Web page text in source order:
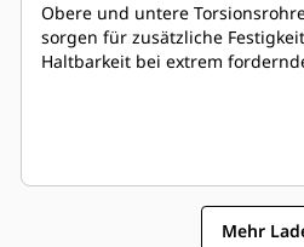
Obere und untere
sorgen für zusätzliche
Haltbarkeit bei extrem
Mehr